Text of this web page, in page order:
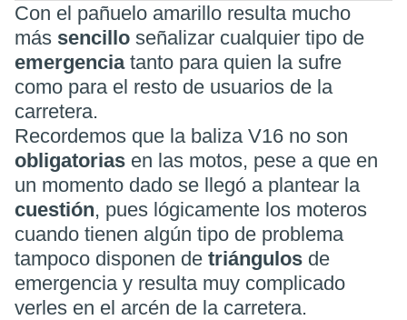
Con el pañuelo amarillo resulta mucho
más sencillo señalizar cualquier tipo de
emergencia tanto para quien la sufre
como para el resto de usuarios de la
carretera.
Recordemos que la baliza V16 no son
obligatorias en las motos, pese a que en
un momento dado se llegó a plantear la
cuestión, pues lógicamente los moteros
cuando tienen algún tipo de problema
tampoco disponen de triángulos de
emergencia y resulta muy complicado
verles en el arcén de la carretera.